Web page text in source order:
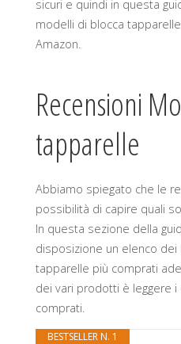
sicuri e quindi in questa
modelli di blocca
Amazon.
Recensioni
tapparelle
Abbiamo spiegato che le
possibilità di capire quali
In questa sezione della
disposizione un elenco dei
tapparelle più comprati
dei vari prodotti è leggere i
comprati.
BESTSELLER N. 1